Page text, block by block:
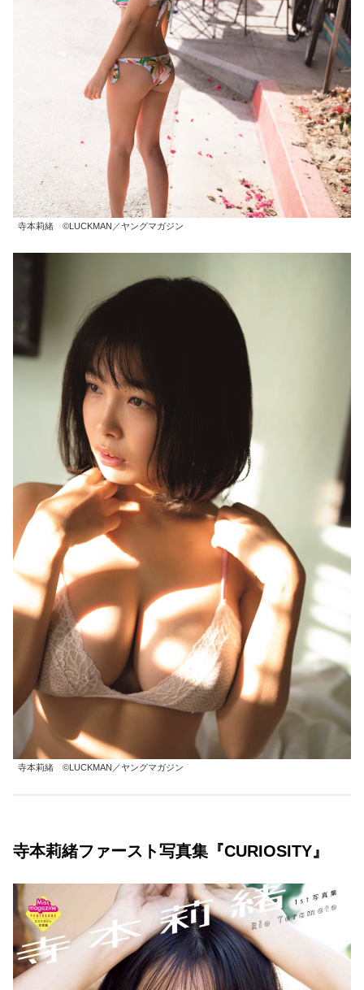
寺本莉緒 ©LUCKMAN／ヤングマガジン
寺本莉緒 ©LUCKMAN／ヤングマガジン
寺本莉緒ファースト写真集『CURIOSITY』